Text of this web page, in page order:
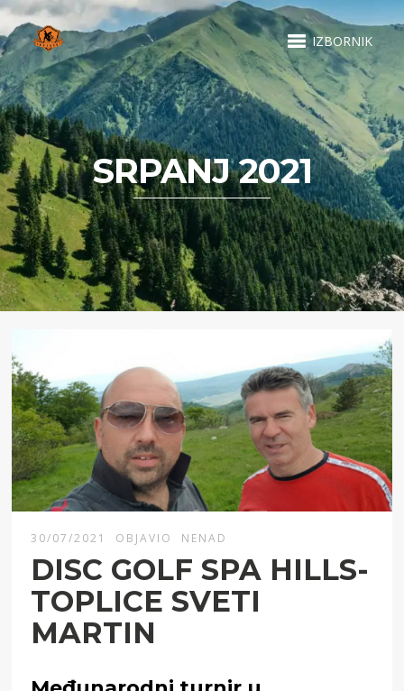
IZBORNIK
SRPANJ 2021
30/07/2021 OBJAVIO NENAD
DISC GOLF SPA HILLS-
TOPLICE SVETI
MARTIN